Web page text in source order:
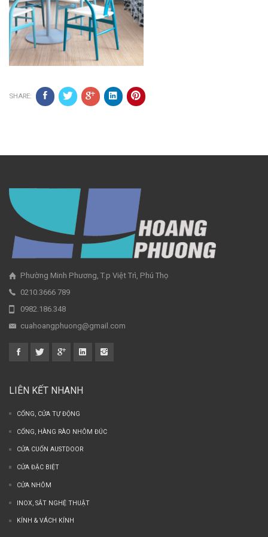
SHARE:
Phường Minh Phương, T.p Việt Trì, Phú Thọ
0210.3666 789
0982.186.348
cuahoangphuong@gmail.com
LIÊN KẾT NHANH
CỔNG, CỬA TỰ ĐỘNG
CỔNG, HÀNG RÀO NHÔM ĐÚC
CỬA CUỐN AUSTDOOR
CỬA ĐẶC BIỆT
CỬA NHÔM
INOX, SẮT NGHỆ THUẬT
KÍNH & VÁCH KÍNH